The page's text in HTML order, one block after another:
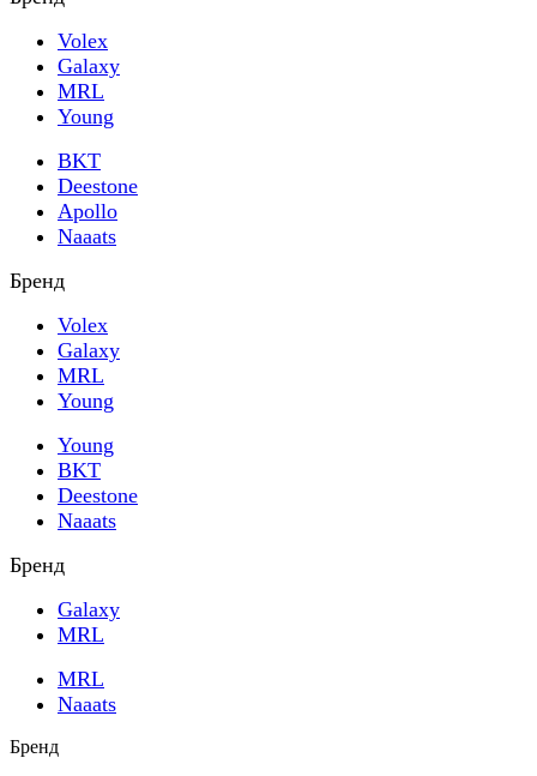
Volex
Galaxy
MRL
Young
BKT
Deestone
Apollo
Naaats
Бренд
Volex
Galaxy
MRL
Young
Young
BKT
Deestone
Naaats
Бренд
Galaxy
MRL
MRL
Naaats
Бренд